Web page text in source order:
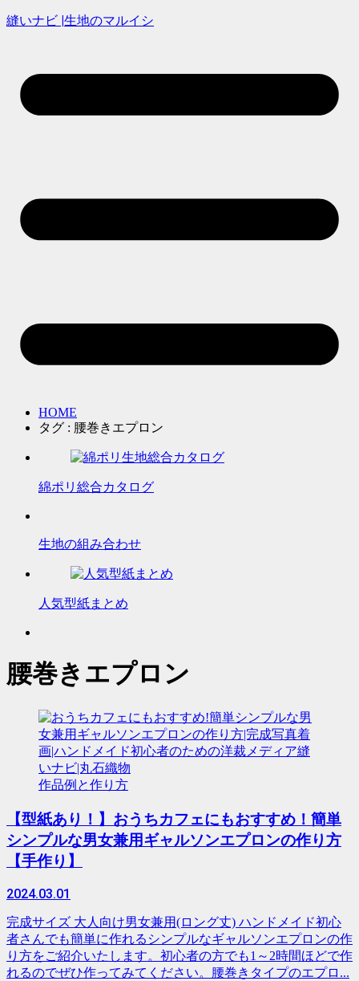
縫いナビ |生地のマルイシ
HOME
タグ : 腰巻きエプロン
綿ポリ総合カタログ
生地の組み合わせ
人気型紙まとめ
腰巻きエプロン
作品例と作り方
【型紙あり！】おうちカフェにもおすすめ！簡単
シンプルな男女兼用ギャルソンエプロンの作り方
【手作り】
2024.03.01
完成サイズ 大人向け男女兼用(ロング丈) ハンドメイド初心
者さんでも簡単に作れるシンプルなギャルソンエプロンの作
り方をご紹介いたします。初心者の方でも1～2時間ほどで作
れるのでぜひ作ってみてください。腰巻きタイプのエプロ...